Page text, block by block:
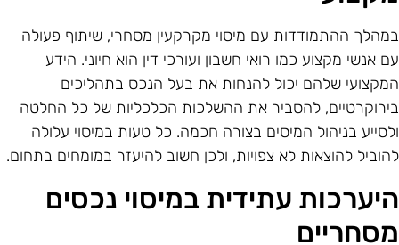
ההתמודדות עם מיסוי מקרקעין מסחרי, שיתוף פעולה
אנשי מקצוע כמו רואי חשבון ועורכי דין הוא חיוני. הידע
שלהם יכול להנחות את בעל הנכס בתהליכים
להסביר את ההשלכות הכלכליות של כל החלטה
בניהול המיסים בצורה חכמה. כל טעות במיסוי עלולה
להוצאות לא צפויות, ולכן חשוב להיעזר במומחים בתחום.
עתידית במיסוי נכסים